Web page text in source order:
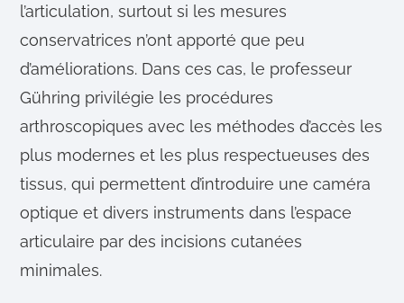
l’articulation, surtout si les mesures
conservatrices n’ont apporté que peu
d’améliorations. Dans ces cas, le professeur
Gühring privilégie les procédures
arthroscopiques avec les méthodes d’accès les
plus modernes et les plus respectueuses des
tissus, qui permettent d’introduire une caméra
optique et divers instruments dans l’espace
articulaire par des incisions cutanées
minimales.